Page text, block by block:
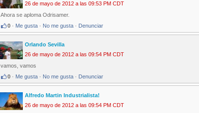
26 de mayo de 2012 a las 09:53 PM CDT
Ahora se aploma Odrisamer.
0 · Me gusta · No me gusta · Denunciar
Orlando Sevilla
26 de mayo de 2012 a las 09:54 PM CDT
vamos, vamos
0 · Me gusta · No me gusta · Denunciar
Alfredo Martin Industrialista!
26 de mayo de 2012 a las 09:54 PM CDT